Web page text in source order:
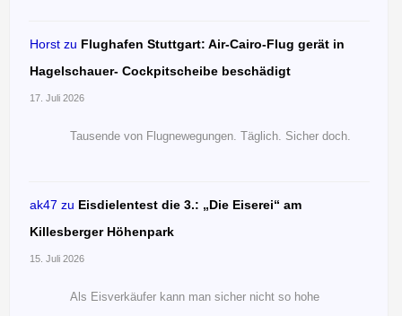
Horst zu Flughafen Stuttgart: Air-Cairo-Flug gerät in
Hagelschauer- Cockpitscheibe beschädigt
17. Juli 2026
Tausende von Flugnewegungen. Täglich. Sicher doch.
ak47 zu Eisdielentest die 3.: „Die Eiserei“ am
Killesberger Höhenpark
15. Juli 2026
Als Eisverkäufer kann man sicher nicht so hohe